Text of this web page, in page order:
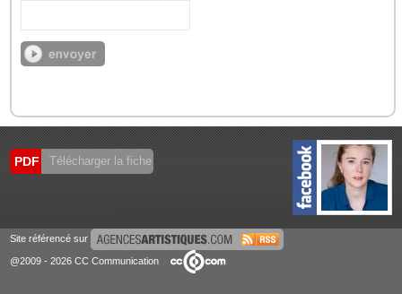
PDF Télécharger la fiche
Site référencé sur
@2009 - 2026 CC Communication